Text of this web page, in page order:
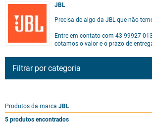
JBL
Precisa de algo da JBL que não
Entre em contato com 43 99927-
cotamos o valor e o prazo de
Filtrar por categoria
Produtos da marca JBL
5 produtos encontrados